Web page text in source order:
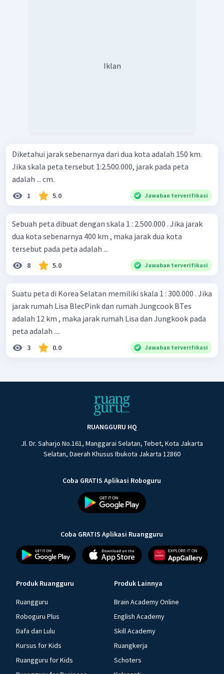
Iklan
Diketahui jarak sebenarnya dari dua kota adalah 150 km.
Jika skala peta tersebut 1:2.500.000, jarak pada peta
adalah ... cm.
1 5.0 Jawaban terverifikasi
Sebuah peta dibuat dengan skala 1 : 2.500.000 . Jika jarak
dua kota sebenarnya 400 km , maka jarak dua kota
tersebut pada peta adalah ...
8 5.0 Jawaban terverifikasi
Suatu peta di Korea Selatan memiliki skala 1 : 300.000 . Jika
jarak rumah Lisa BlecPink dan rumah Jungcook BTes
adalah 12 km , maka jarak rumah Lisa dan Jungkook pada
peta adalah ....
3 0.0 Jawaban terverifikasi
RUANGGURU HQ
Jl. Dr. Saharjo No.161, Manggarai Selatan, Tebet, Kota Jakarta
Selatan, Daerah Khusus Ibukota Jakarta 12860
Coba GRATIS Aplikasi Roboguru
Coba GRATIS Aplikasi Ruangguru
Produk Ruangguru
Ruangguru
Roboguru Plus
Dafa dan Lulu
Kursus for Kids
Ruangguru for Kids
Produk Lainnya
Brain Academy Online
English Academy
Skill Academy
Ruangkerja
Schoters